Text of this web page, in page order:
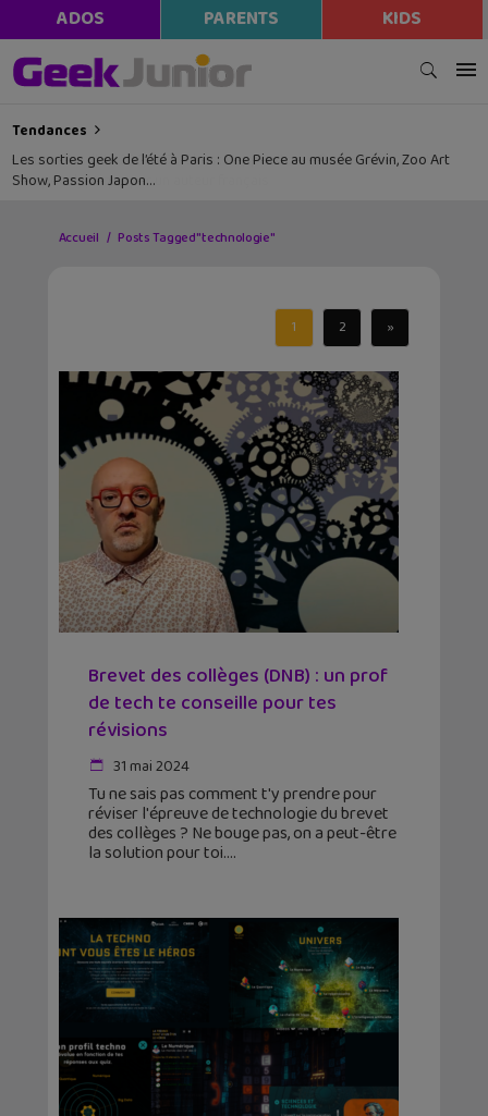
ADOS PARENTS KIDS
Tendances
Les sorties geek de l’été à Paris : One Piece au musée Grévin, Zoo Art
Show, Passion Japon…
Accueil Posts Tagged "technologie"
1 2 »
Brevet des collèges (DNB) : un prof
de tech te conseille pour tes
révisions
31 mai 2024
Tu ne sais pas comment t'y prendre pour
réviser l'épreuve de technologie du brevet
des collèges ? Ne bouge pas, on a peut-être
la solution pour toi.